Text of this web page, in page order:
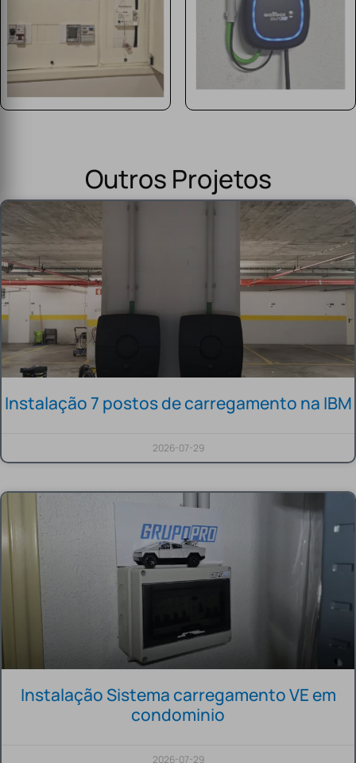
Outros Projetos
Instalação 7 postos de carregamento na IBM
2026-07-29
Instalação Sistema carregamento VE em
condominio
2026-07-29